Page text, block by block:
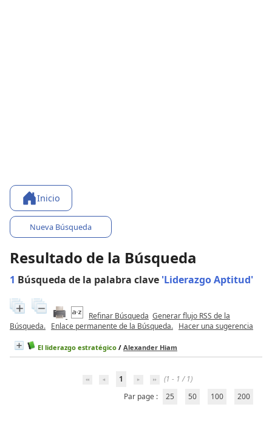
Inicio
Nueva Búsqueda
Resultado de la Búsqueda
1 Búsqueda de la palabra clave 'Liderazgo Aptitud'
Refinar Búsqueda Generar flujo RSS de la
Búsqueda. Enlace permanente de la Búsqueda. Hacer una sugerencia
El liderazgo estratégico / Alexander Hiam
1
(1 - 1 / 1)
Par page :
25 50 100 200